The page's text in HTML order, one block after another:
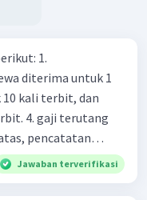
1.
4. gaji terutang
pencatatan
Jawaban terverifikasi